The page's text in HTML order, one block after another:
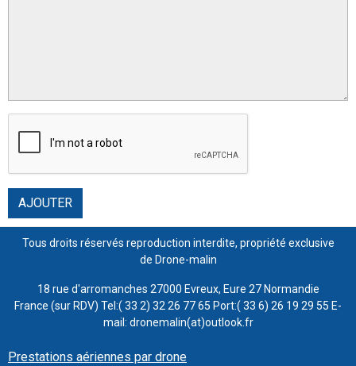
AJOUTER
Tous droits réservés reproduction interdite, propriété exclusive
de Drone-malin
18 rue d'arromanches 27000 Evreux, Eure 27 Normandie
France (sur RDV) Tel:( 33 2) 32 26 77 65 Port:( 33 6) 26 19 29 55 E-
mail: dronemalin(at)outlook.fr
Prestations aériennes par drone